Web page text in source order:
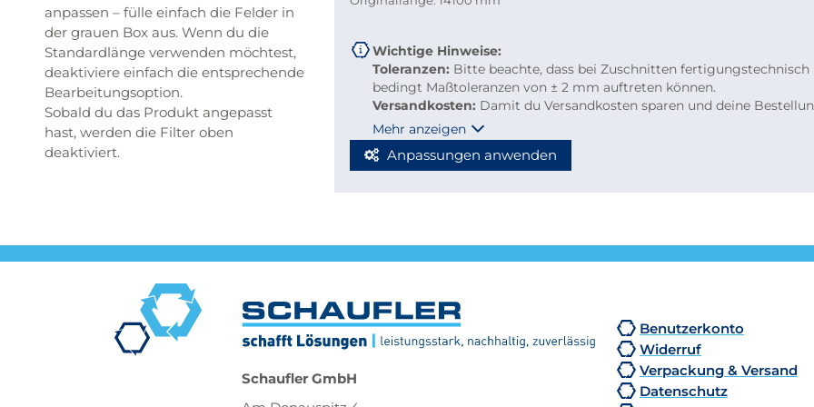
anpassen – fülle einfach die Felder in
der grauen Box aus. Wenn du die
Standardlänge verwenden möchtest,
deaktiviere einfach die entsprechende
Bearbeitungsoption.
Sobald du das Produkt angepasst
hast, werden die Filter oben
deaktiviert.
Wichtige Hinweise:
Toleranzen: Bitte beachte, dass bei Zuschnitten fertigungstechnisch
bedingt Maßtoleranzen von ± 2 mm auftreten können.
Versandkosten: Damit du Versandkosten sparen und deine
bequem per Paketdienst geliefert werden kann, beachte bitte folgende
Richtlinien für Kleinmengen-Zuschnitte
Stabmaterial: maximal 2.000 mm Länge
Berechnung: 2 × Breite + 1 × längste Seite (max. 2.000 mm)
Mehr anzeigen
Anpassungen anwenden
Schaufler GmbH
Benutzerkonto
Widerruf
Verpackung & Versand
Datenschutz